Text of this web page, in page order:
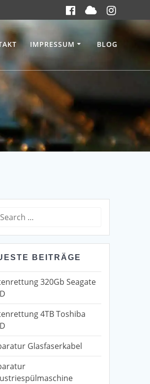
IMPRESSUM BLOG
BEITRÄGE
320Gb Seagate
4TB Toshiba
Glasfaserkabel